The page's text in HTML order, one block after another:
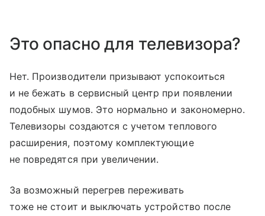
Это опасно для телевизора?
Нет. Производители призывают успокоиться
и не бежать в сервисный центр при появлении
подобных шумов. Это нормально и закономерно.
Телевизоры создаются с учетом теплового
расширения, поэтому комплектующие
не повредятся при увеличении.
За возможный перегрев переживать
тоже не стоит и выключать устройство после